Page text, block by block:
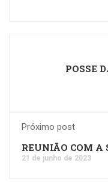
POSSE
Próximo post
REUNIÃO COM A
21 de junho de 2023